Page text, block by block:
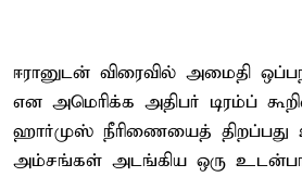
ஈரானுடன் விரைவில் அமைதி
என அமெரிக்க அதிபர் டிரம்ப்
ஹார்முஸ் நீரிணையைத் திறப்பது
அம்சங்கள் அடங்கிய ஒரு